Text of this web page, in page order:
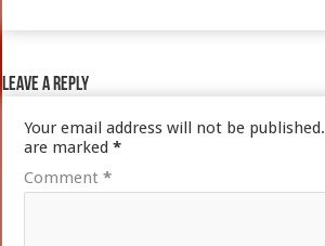
Leave a Reply
Your email address will not be published.
are marked*
Comment*